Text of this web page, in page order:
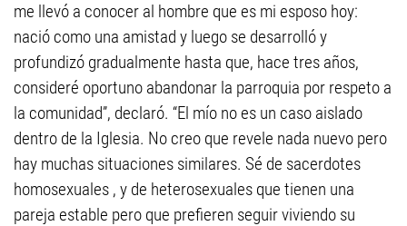
me llevó a conocer al hombre que es mi esposo hoy:
nació como una amistad y luego se desarrolló y
profundizó gradualmente hasta que, hace tres años,
consideré oportuno abandonar la parroquia por respeto a
la comunidad”, declaró. “El mío no es un caso aislado
dentro de la Iglesia. No creo que revele nada nuevo pero
hay muchas situaciones similares. Sé de sacerdotes
homosexuales , y de heterosexuales que tienen una
pareja estable pero que prefieren seguir viviendo su